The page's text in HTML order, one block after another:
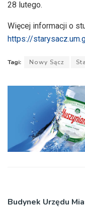
28 lutego.
Więcej informacji o
https://
Tagi: Nowy Sącz
Budynek Urzędu